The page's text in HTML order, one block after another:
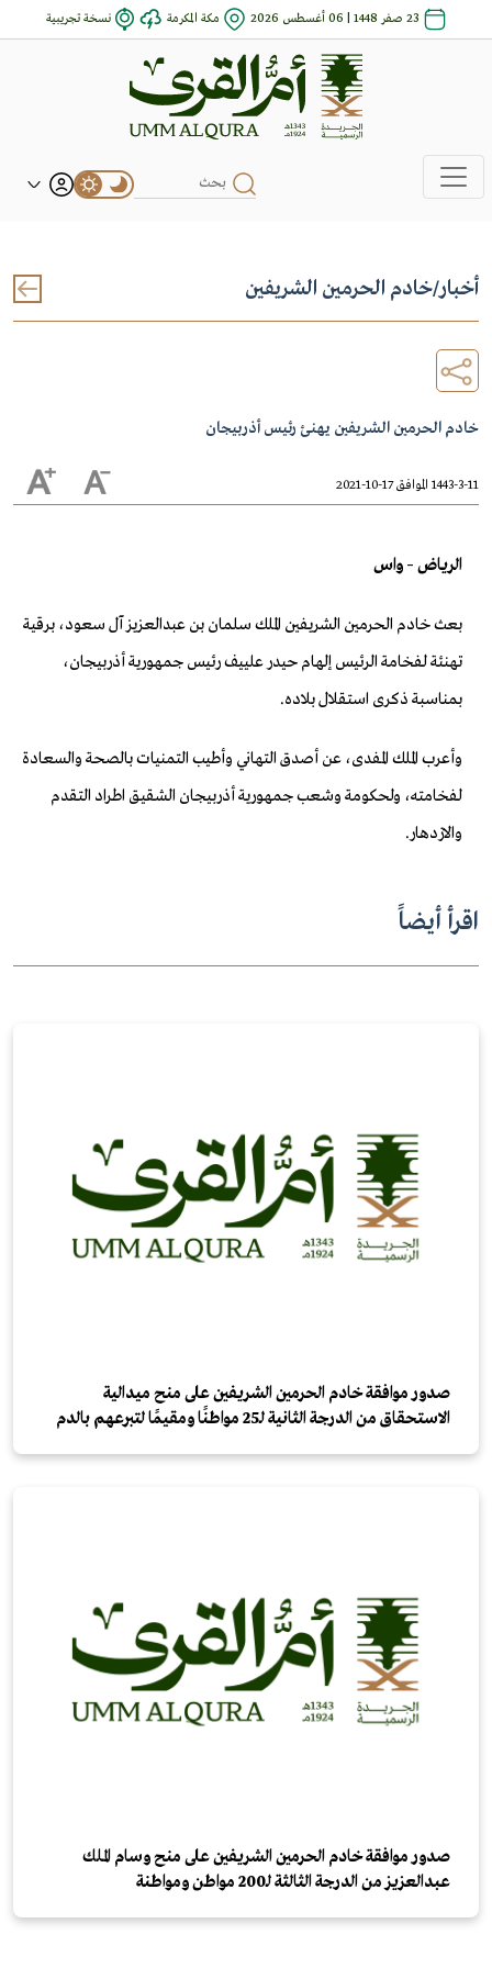
23 صفر 1448 | 06 أغسطس 2026 مكة المكرمة نسخة تجريبية
أخبار/خادم الحرمين الشريفين
خادم الحرمين الشريفين يهنئ رئيس أذربيجان
1443-3-11 الموافق 17-10-2021
الرياض – واس
بعث خادم الحرمين الشريفين الملك سلمان بن عبدالعزيز آل سعود، برقية
تهنئة لفخامة الرئيس إلهام حيدر علييف رئيس جمهورية أذربيجان،
بمناسبة ذكرى استقلال بلاده.
وأعرب الملك المفدى، عن أصدق التهاني وأطيب التمنيات بالصحة والسعادة
لفخامته، ولحكومة وشعب جمهورية أذربيجان الشقيق اطراد التقدم
والازدهار.
اقرأ أيضاً
صدور موافقة خادم الحرمين الشريفين على منح ميدالية
الاستحقاق من الدرجة الثانية لـ25 مواطنًا ومقيمًا لتبرعهم بالدم
صدور موافقة خادم الحرمين الشريفين على منح وسام الملك
عبدالعزيز من الدرجة الثالثة لـ200 مواطن ومواطنة